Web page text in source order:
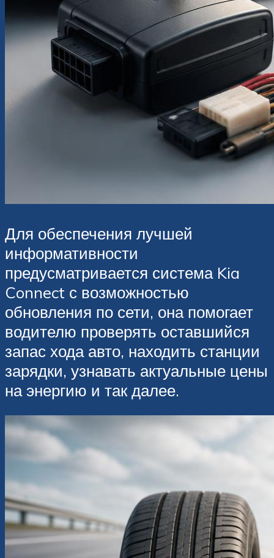
Для обеспечения лучшей
информативности
предусматривается система Kia
Connect с возможностью
обновления по сети, она помогает
водителю проверять оставшийся
запас хода авто, находить станции
зарядки, узнавать актуальные цены
на энергию и так далее.